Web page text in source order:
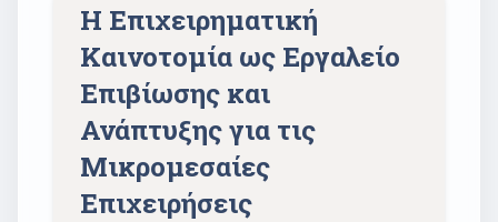
Η Επιχειρηματική
Καινοτομία ως Εργαλείο
Επιβίωσης και
Ανάπτυξης για τις
Μικρομεσαίες
Επιχειρήσεις